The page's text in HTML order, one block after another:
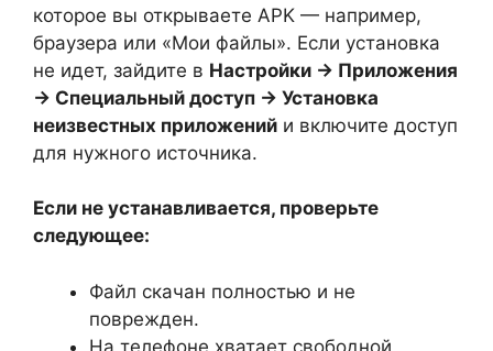
которое вы открываете APK — например,
браузера или «Мои файлы». Если установка
не идет, зайдите в Настройки → Приложения
→ Специальный доступ → Установка
неизвестных приложений и включите доступ
для нужного источника.
Если не устанавливается, проверьте
следующее:
Файл скачан полностью и не
поврежден.
На телефоне хватает свободной